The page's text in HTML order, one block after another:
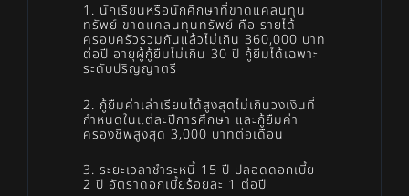
1. นักเรียนหรือนักศึกษาที่ขาดแคลนทุน
ทรัพย์ ขาดแคลนทุนทรัพย์ คือ รายได้
ครอบครัวรวมกันแล้วไม่เกิน 360,000 บาท
ต่อปี อายุผู้กู้ยืมไม่เกิน 30 ปี กู้ยืมได้เฉพาะ
ระดับปริญญาตรี
2. กู้ยืมค่าเล่าเรียนได้สูงสุดไม่เกินวงเงินที่
กำหนดในแต่ละปีการศึกษา และกู้ยืมค่า
ครองชีพสูงสุด 3,000 บาทต่อเดือน
3. ระยะเวลาชำระหนี้ 15 ปี ปลอดดอกเบี้ย
2 ปี อัตราดอกเบี้ยร้อยละ 1 ต่อปี